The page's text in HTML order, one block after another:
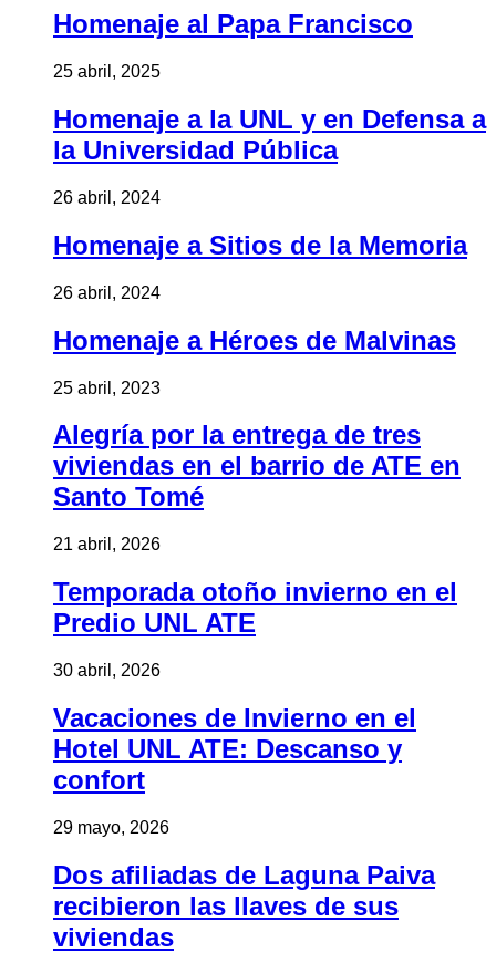
Homenaje al Papa Francisco
25 abril, 2025
Homenaje a la UNL y en Defensa a
la Universidad Pública
26 abril, 2024
Homenaje a Sitios de la Memoria
26 abril, 2024
Homenaje a Héroes de Malvinas
25 abril, 2023
Alegría por la entrega de tres
viviendas en el barrio de ATE en
Santo Tomé
21 abril, 2026
Temporada otoño invierno en el
Predio UNL ATE
30 abril, 2026
Vacaciones de Invierno en el
Hotel UNL ATE: Descanso y
confort
29 mayo, 2026
Dos afiliadas de Laguna Paiva
recibieron las llaves de sus
viviendas